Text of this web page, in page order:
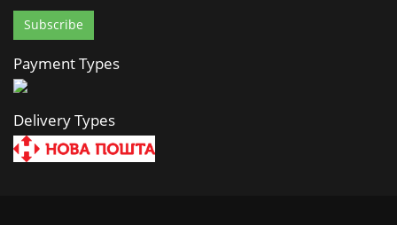
Payment Types
Delivery Types